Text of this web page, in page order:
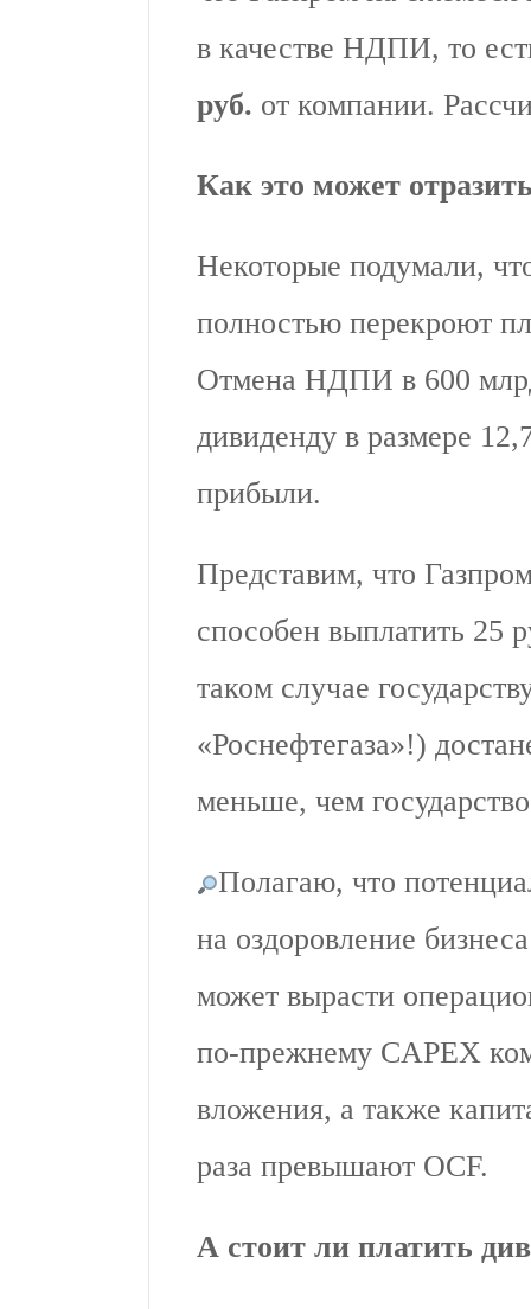
в качестве НДПИ, то
руб. от компании.
Как это может
Некоторые подумали,
полностью перекроют
Отмена НДПИ в 600
дивиденду в размере
прибыли.
Представим, что
способен выплатить 25
таком случае
«Роснефтегаза»!)
меньше, чем
Полагаю, что
на оздоровление
может вырасти
по-прежнему CAPEX
вложения, а также
раза превышают OCF.
А стоит ли платить